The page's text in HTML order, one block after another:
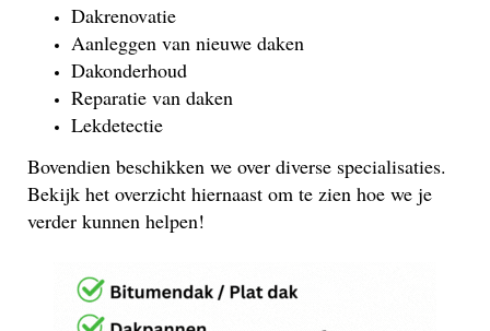
Dakrenovatie
Aanleggen van nieuwe daken
Dakonderhoud
Reparatie van daken
Lekdetectie
Bovendien beschikken we over diverse specialisaties.
Bekijk het overzicht hiernaast om te zien hoe we je
verder kunnen helpen!